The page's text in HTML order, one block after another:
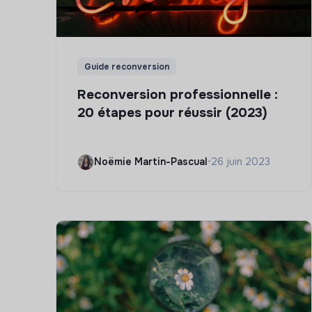
Guide reconversion
Reconversion professionnelle :
20 étapes pour réussir (2023)
Noëmie Martin-Pascual•26 juin 2023